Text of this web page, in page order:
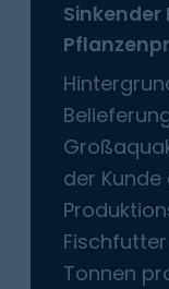
Sinkender
der
Tonnen